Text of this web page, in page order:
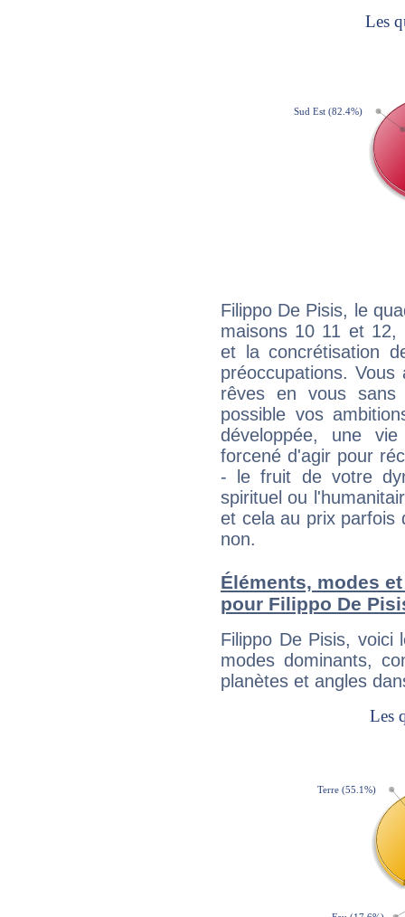
Filippo De Pisis, le
maisons 10 11 et 12,
et la concrétisation
préoccupations.
rêves en vous sans
possible vos
développée, une
forcené d'agir pour
- le fruit de votre
spirituel ou
et cela au prix parfois
non.
Éléments, modes
pour Filippo De
Filippo De Pisis, voici
modes dominants,
planètes et angles